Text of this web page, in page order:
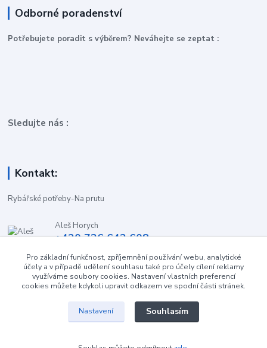
Odborné poradenství
Potřebujete poradit s výběrem? Neváhejte se zeptat :
Sledujte nás :
Kontakt:
Rybářské potřeby-Na prutu
Aleš Horych
+420 736 642 608
obchod-naprutu@seznam.cz
Pro základní funkčnost, zpříjemnění používání webu, analytické
účely a v případě udělení souhlasu také pro účely cílení reklamy
využíváme soubory cookies. Nastavení vlastních preferencí
cookies můžete kdykoli upravit odkazem ve spodní části stránek.
Nastavení Souhlasím